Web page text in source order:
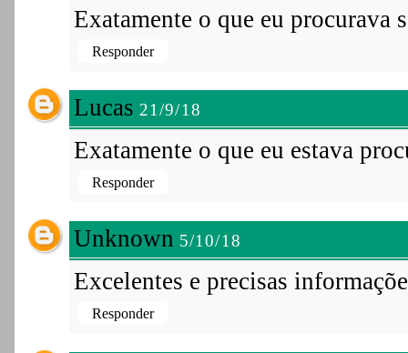
Exatamente o que eu procurava
Responder
Lucas 21/9/18
Exatamente o que eu estava
Responder
Unknown 5/10/18
Excelentes e precisas
Responder